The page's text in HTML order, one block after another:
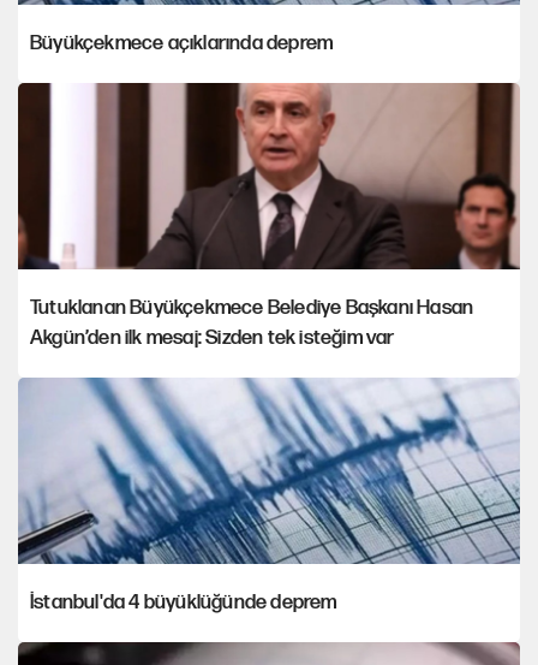
Büyükçekmece açıklarında deprem
Tutuklanan Büyükçekmece Belediye Başkanı Hasan
Akgün’den ilk mesaj: Sizden tek isteğim var
İstanbul'da 4 büyüklüğünde deprem